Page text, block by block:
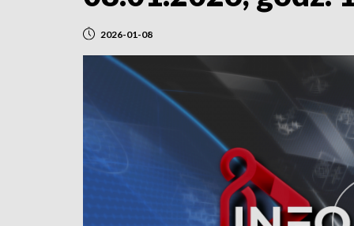
2026-01-08